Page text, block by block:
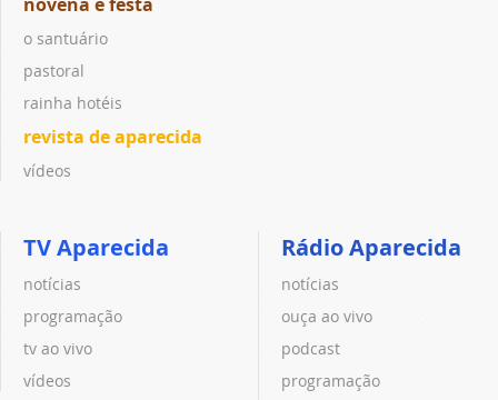
o santuário
pastoral
rainha hotéis
revista de aparecida
vídeos
TV Aparecida
notícias
programação
tv ao vivo
vídeos
Rádio Aparecida
notícias
ouça ao vivo
podcast
programação